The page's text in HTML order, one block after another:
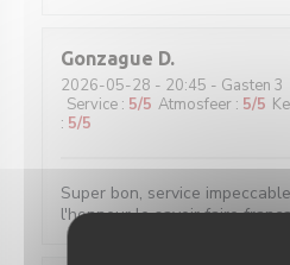
Gonzague D
2026-05-28 - 20:45 - Gasten 3
Service : 5/5 Atmosfeer : 5/5
: 5/5
Super bon, service
l'honneur le savoir faire